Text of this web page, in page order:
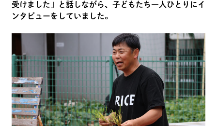
受けました」と話しながら、子どもたち一人ひとりにイ
ンタビューをしていました。